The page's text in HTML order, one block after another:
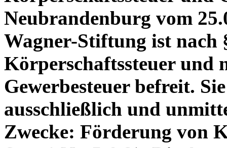
Neubrandenburg vom
Wagner-Stiftung ist nach
Körperschaftssteuer und
Gewerbesteuer befreit.
ausschließlich und
Zwecke: Förderung von